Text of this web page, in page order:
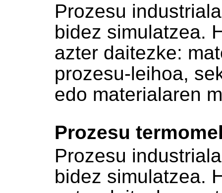
Prozesu
bidez simulatzea.
azter daitezke:
prozesu-leihoa,
edo materialaren
Prozesu
Prozesu
bidez simulatzea.